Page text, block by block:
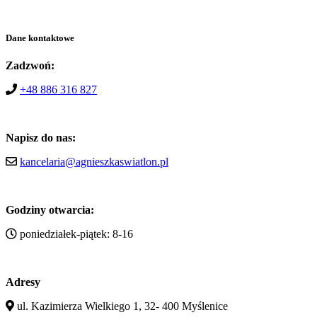
Dane kontaktowe
Zadzwoń:
+48 886 316 827
Napisz do nas:
kancelaria@agnieszkaswiatlon.pl
Godziny otwarcia:
poniedziałek-piątek: 8-16
Adresy
ul. Kazimierza Wielkiego 1, 32- 400 Myślenice